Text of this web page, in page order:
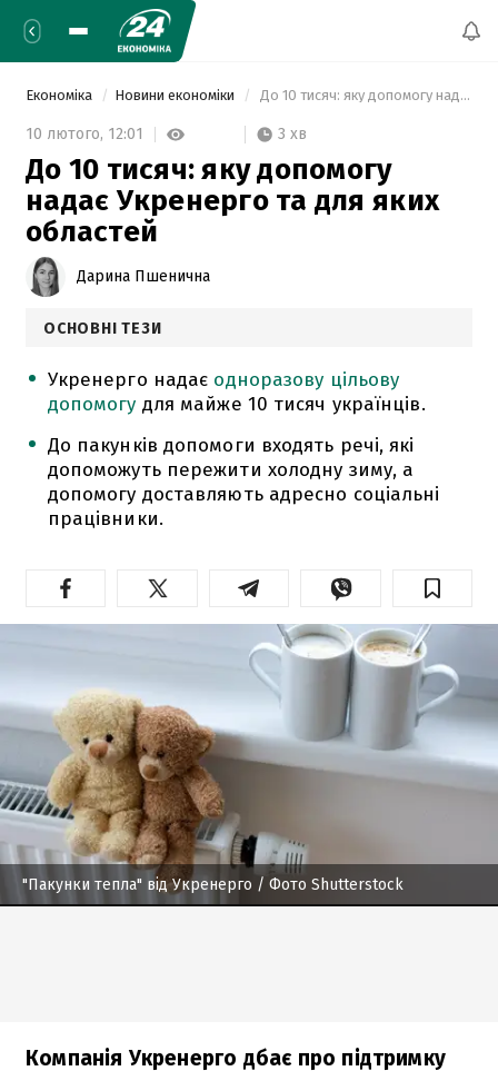
Економіка Новини економіки До 10 тисяч: яку допомогу надає Укренерго та для яких областей
10 лютого, 12:01 3 хв
До 10 тисяч: яку допомогу
надає Укренерго та для яких
областей
Дарина Пшенична
ОСНОВНІ ТЕЗИ
Укренерго надає одноразову цільову
допомогу для майже 10 тисяч українців.
До пакунків допомоги входять речі, які
допоможуть пережити холодну зиму, а
допомогу доставляють адресно соціальні
працівники.
"Пакунки тепла" від Укренерго / Фото Shutterstock
Компанія Укренерго дбає про підтримку